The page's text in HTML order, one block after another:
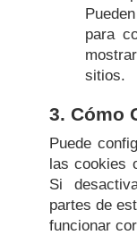
para
sitios.
3. Cómo
Puede
las cookies
Si
partes de
funcionar